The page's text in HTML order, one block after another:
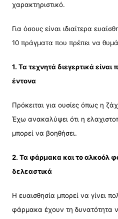
χαρακτηριστικό.
Για όσους είναι ιδιαίτερα
10 πράγματα που πρέπει να
1. Τα τεχνητά διεγερτικά
έντονα
Πρόκειται για ουσίες όπως η
Έχω ανακαλύψει ότι η
μπορεί να βοηθήσει.
2. Τα φάρμακα και το αλκοόλ
δελεαστικά
Η ευαισθησία μπορεί να γίνει
φάρμακα έχουν τη δυνατότητα